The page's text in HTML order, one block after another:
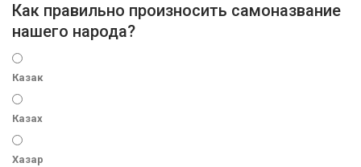
Как правильно произносить самоназвание
нашего народа?
Казак
Казах
Хазар